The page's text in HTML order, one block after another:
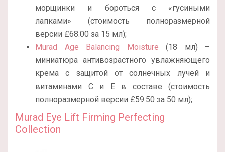
морщинки и бороться с «гусиными
лапками» (стоимость полноразмерной
версии £68.00 за 15 мл);
Murad Age Balancing Moisture (18 мл) –
миниатюра антивозрастного увлажняющего
крема с защитой от солнечных лучей и
витаминами С и Е в составе (стоимость
полноразмерной версии £59.50 за 50 мл);
Murad Eye Lift Firming Perfecting
Collection